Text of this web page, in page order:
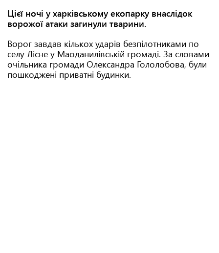
Цієї ночі у харківському екопарку внаслідок
ворожої атаки загинули тварини.
Ворог завдав кількох ударів безпілотниками по
селу Лісне у Маоданилівській громаді. За словами
очільника громади Олександра Гололобова, були
пошкоджені приватні будинки.